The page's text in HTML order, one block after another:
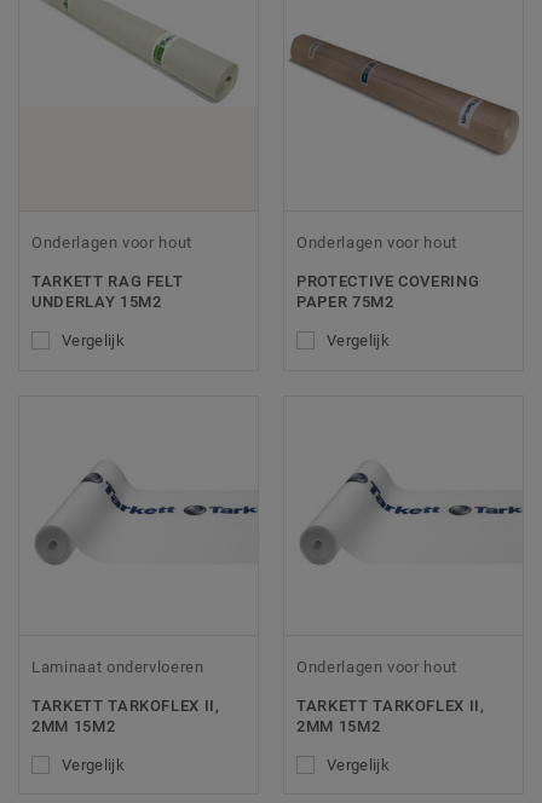
Onderlagen voor hout
TARKETT RAG FELT
UNDERLAY 15M2
Vergelijk
Onderlagen voor hout
PROTECTIVE COVERING
PAPER 75M2
Vergelijk
Laminaat ondervloeren
TARKETT TARKOFLEX II,
2MM 15M2
Vergelijk
Onderlagen voor hout
TARKETT TARKOFLEX II,
2MM 15M2
Vergelijk